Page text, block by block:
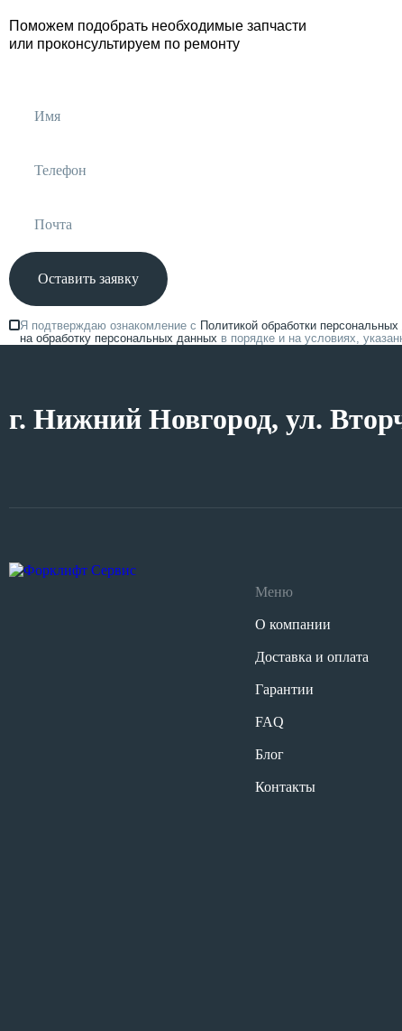
Поможем подобрать необходимые запчасти
или проконсультируем по ремонту
Оставить заявку
Я подтверждаю ознакомление с Политикой обработки
на обработку персональных данных в порядке и на условиях,
г. Нижний Новгород, ул.
Меню
О компании
Доставка и оплата
Гарантии
FAQ
Блог
Контакты